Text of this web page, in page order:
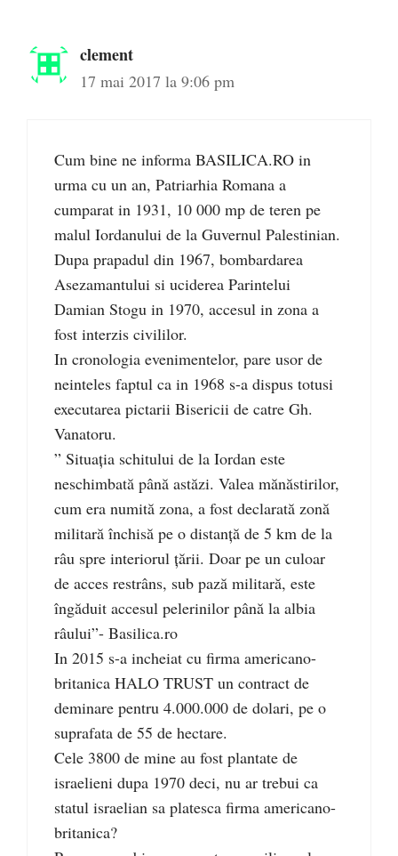
clement
17 mai 2017 la 9:06 pm
Cum bine ne informa BASILICA.RO in
urma cu un an, Patriarhia Romana a
cumparat in 1931, 10 000 mp de teren pe
malul Iordanului de la Guvernul Palestinian.
Dupa prapadul din 1967, bombardarea
Asezamantului si uciderea Parintelui
Damian Stogu in 1970, accesul in zona a
fost interzis civililor.
In cronologia evenimentelor, pare usor de
neinteles faptul ca in 1968 s-a dispus totusi
executarea pictarii Bisericii de catre Gh.
Vanatoru.
” Situaţia schitului de la Iordan este
neschimbată până astăzi. Valea mănăstirilor,
cum era numită zona, a fost declarată zonă
militară închisă pe o distanţă de 5 km de la
râu spre interiorul ţării. Doar pe un culoar
de acces restrâns, sub pază militară, este
îngăduit accesul pelerinilor până la albia
râului”- Basilica.ro
In 2015 s-a incheiat cu firma americano-
britanica HALO TRUST un contract de
deminare pentru 4.000.000 de dolari, pe o
suprafata de 55 de hectare.
Cele 3800 de mine au fost plantate de
israelieni dupa 1970 deci, nu ar trebui ca
statul israelian sa platesca firma americano-
britanica?